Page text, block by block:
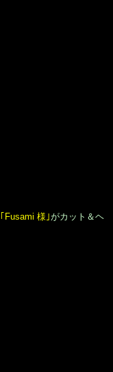
｢Fusami 様｣がカット＆ヘ